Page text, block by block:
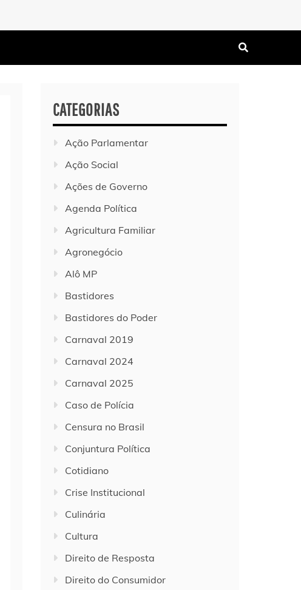
CATEGORIAS
Ação Parlamentar
Ação Social
Ações de Governo
Agenda Política
Agricultura Familiar
Agronegócio
Alô MP
Bastidores
Bastidores do Poder
Carnaval 2019
Carnaval 2024
Carnaval 2025
Caso de Polícia
Censura no Brasil
Conjuntura Política
Cotidiano
Crise Institucional
Culinária
Cultura
Direito de Resposta
Direito do Consumidor